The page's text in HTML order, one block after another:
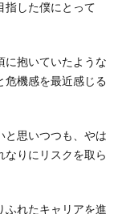
指した僕にとって
に抱いていたような
危機感を最近感じる
と思いつつも、やは
なりにリスクを取ら
ふれたキャリアを進